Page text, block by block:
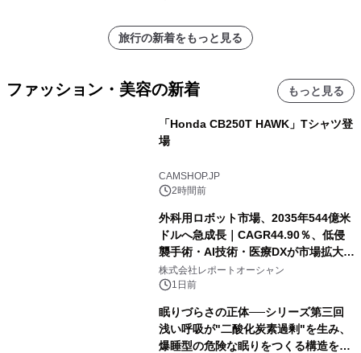
旅行の新着をもっと見る
ファッション・美容の新着 もっと見る
「Honda CB250T HAWK」Tシャツ登
場
CAMSHOP.JP
2時間前
外科用ロボット市場、2035年544億米
ドルへ急成長｜CAGR44.90％、低侵
襲手術・AI技術・医療DXが市場拡大を
牽引
株式会社レポートオーシャン
1日前
眠りづらさの正体──シリーズ第三回
浅い呼吸が"二酸化炭素過剰"を生み、
爆睡型の危険な眠りをつくる構造を解